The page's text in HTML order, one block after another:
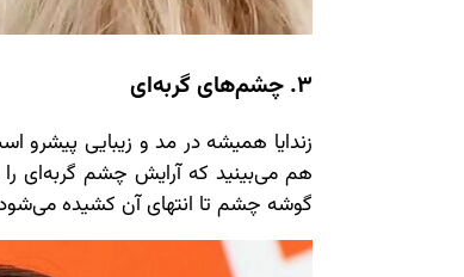
3. چشم‌های گربه‌ای
زندایا همیشه در مد و زیبایی پیشرو
هم می‌بینید که آرایش چشم گربه‌ای
گوشه چشم تا انتهای آن کشیده